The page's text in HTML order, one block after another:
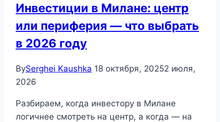
Инвестиции в Милане: центр
или периферия — что выбрать
в 2026 году
BySerghei Kaushka 18 октября, 20252 июля,
2026
Разбираем, когда инвестору в Милане
логичнее смотреть на центр, а когда — на